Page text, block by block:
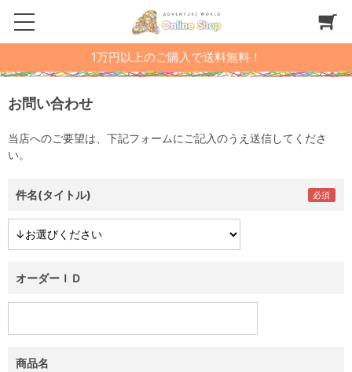
1万円以上のご購入で送料無料！
お問い合わせ
当店へのご要望は、下記フォームにご記入のうえ送信してくださ
い。
件名(タイトル)
オーダーＩＤ
商品名